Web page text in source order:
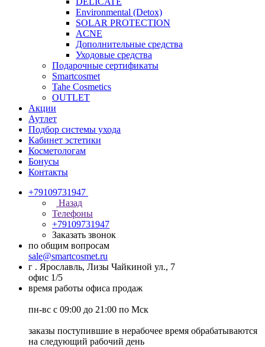
Environmental (Detox)
SOLAR PROTECTION
АCNE
Дополнительные средства
Уходовые средства
Подарочные сертификаты
Smartcosmet
Tahe Cosmetics
OUTLET
Акции
Аутлет
Подбор системы ухода
Кабинет эстетики
Косметологам
Бонусы
Контакты
+79109731947
Назад
Телефоны
+79109731947
Заказать звонок
по общим вопросам
sale@smartcosmet.ru
г . Ярославль, Лизы Чайкиной ул., 7
офис 1/5
время работы офиса продаж
пн-вс с 09:00 до 21:00 по Мск
заказы поступившие в нерабочее время обрабатываются
на следующий рабочий день